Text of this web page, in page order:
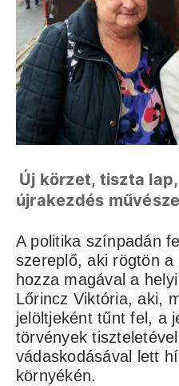
Új körzet, tiszta
újrakezdés
A politika színpadán
szereplő, aki rögtön
hozza magával a
Lőrincz Viktória, aki,
jelöltjeként tűnt fel, a
törvények
vádaskodásával lett
környékén.